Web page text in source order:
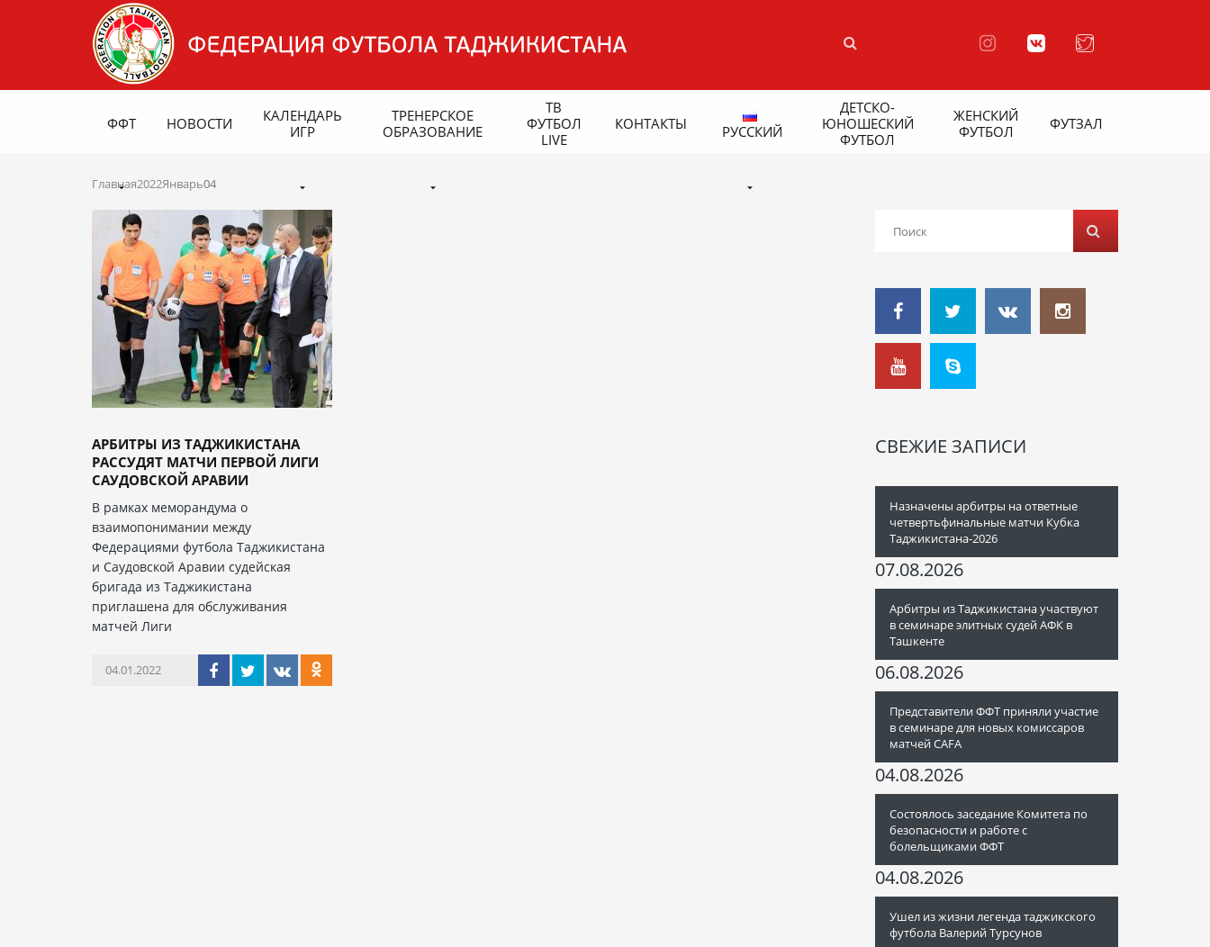
ФФТ НОВОСТИ
КАЛЕНДАРЬ
ИГР
ТРЕНЕРСКОЕ
ОБРАЗОВАНИЕ
ТВ
ФУТБОЛ
LIVE
КОНТАКТЫ РУССКИЙ
ДЕТСКО-
ЮНОШЕСКИЙ
ФУТБОЛ
ЖЕНСКИЙ
ФУТБОЛ
ФУТЗАЛ
Главная2022Январь04
АРБИТРЫ ИЗ ТАДЖИКИСТАНА
РАССУДЯТ МАТЧИ ПЕРВОЙ ЛИГИ
САУДОВСКОЙ АРАВИИ
В рамках меморандума о
взаимопонимании между
Федерациями футбола Таджикистана
и Саудовской Аравии судейская
бригада из Таджикистана
приглашена для обслуживания
матчей Лиги
04.01.2022
СВЕЖИЕ ЗАПИСИ
Назначены арбитры на ответные
четвертьфинальные матчи Кубка
Таджикистана-2026
07.08.2026
Арбитры из Таджикистана участвуют
в семинаре элитных судей АФК в
Ташкенте
06.08.2026
Представители ФФТ приняли участие
в семинаре для новых комиссаров
матчей CAFA
04.08.2026
Состоялось заседание Комитета по
безопасности и работе с
болельщиками ФФТ
04.08.2026
Ушел из жизни легенда таджикского
футбола Валерий Турсунов